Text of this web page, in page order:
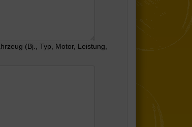
(Bj., Typ, Motor, Leistung,